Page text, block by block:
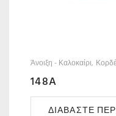
Άνοιξη - Καλοκαίρι
148A
ΔΙΑΒΆΣΤΕ